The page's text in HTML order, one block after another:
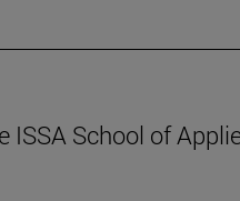
ISSA School of